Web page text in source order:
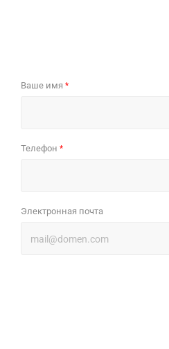
Ваше имя *
Телефон *
Электронная почта